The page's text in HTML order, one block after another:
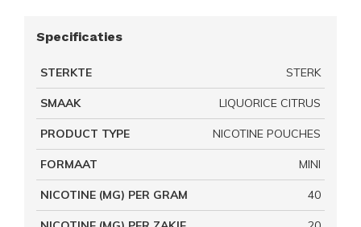
Specificaties
STERKTE STERK
SMAAK LIQUORICE CITRUS
PRODUCT TYPE NICOTINE POUCHES
FORMAAT MINI
NICOTINE (MG) PER GRAM 40